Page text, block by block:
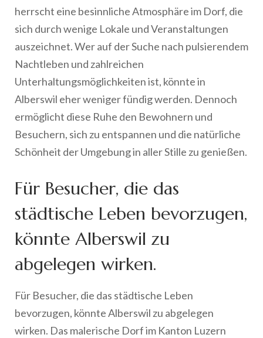
herrscht eine besinnliche Atmosphäre im Dorf, die
sich durch wenige Lokale und Veranstaltungen
auszeichnet. Wer auf der Suche nach pulsierendem
Nachtleben und zahlreichen
Unterhaltungsmöglichkeiten ist, könnte in
Alberswil eher weniger fündig werden. Dennoch
ermöglicht diese Ruhe den Bewohnern und
Besuchern, sich zu entspannen und die natürliche
Schönheit der Umgebung in aller Stille zu genießen.
Für Besucher, die das
städtische Leben bevorzugen,
könnte Alberswil zu
abgelegen wirken.
Für Besucher, die das städtische Leben
bevorzugen, könnte Alberswil zu abgelegen
wirken. Das malerische Dorf im Kanton Luzern